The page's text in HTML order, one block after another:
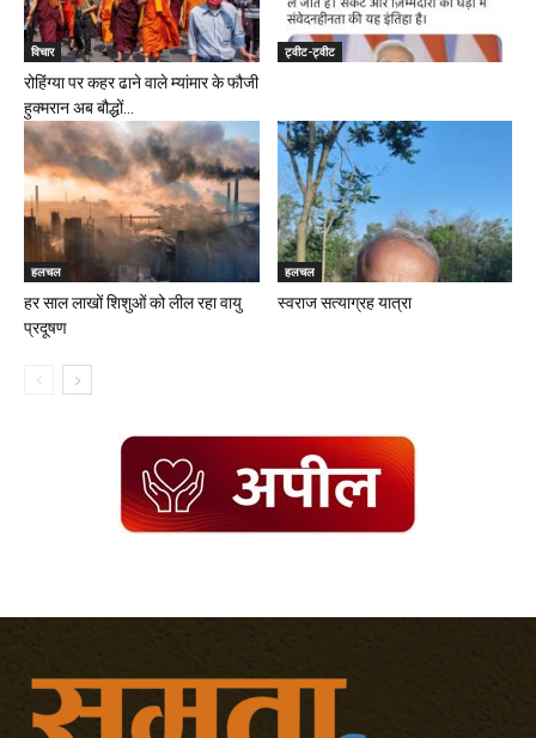
विचार
रोहिंग्या पर कहर ढाने वाले म्यांमार के फौजी
हुक्मरान अब बौद्धों...
ट्वीट-ट्वीट
हलचल
हर साल लाखों शिशुओं को लील रहा वायु
प्रदूषण
हलचल
स्वराज सत्याग्रह यात्रा